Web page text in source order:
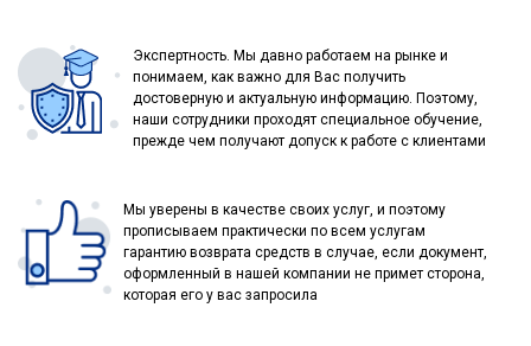
Экспертность. Мы давно работаем на рынке и
понимаем, как важно для Вас получить
достоверную и актуальную информацию. Поэтому,
наши сотрудники проходят специальное обучение,
прежде чем получают допуск к работе с клиентами
Мы уверены в качестве своих услуг, и поэтому
прописываем практически по всем услугам
гарантию возврата средств в случае, если документ,
оформленный в нашей компании не примет сторона,
которая его у вас запросила